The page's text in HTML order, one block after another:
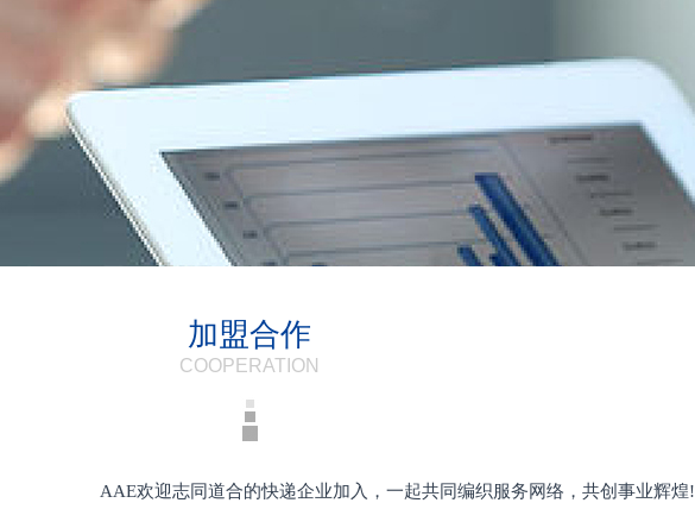
加盟合作
COOPERATION
AAE欢迎志同道合的快递企业加入，一起共同编织服务网络，共创事业辉煌!